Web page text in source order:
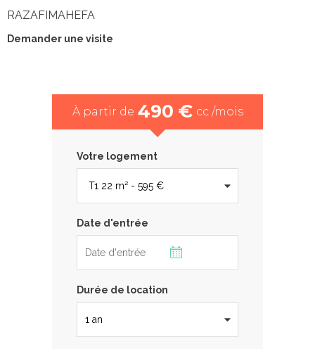
RAZAFIMAHEFA
Demander une visite
À partir de 490 € cc /mois
Votre logement
Date d'entrée
Durée de location